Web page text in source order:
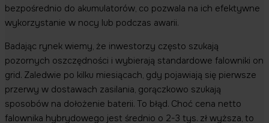
bezpośrednio do akumulatorów, co pozwala na ich efektywne
wykorzystanie w nocy lub podczas awarii.
Badając rynek wiemy, że inwestorzy często szukają
pozornych oszczędności i wybierają standardowe falowniki on
grid. Zaledwie po kilku miesiącach, gdy pojawiają się pierwsze
przerwy w dostawach zasilania, gorączkowo szukają
sposobów na dołożenie baterii. To błąd. Choć cena netto
falownika hybrydowego jest średnio o 2-3 tys. zł wyższa, to